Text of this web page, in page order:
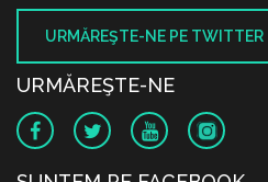
URMĂREŞTE-NE PE TWITTER
URMĂREŞTE-NE